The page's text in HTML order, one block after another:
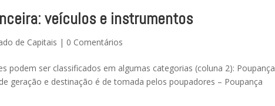
veículos e instrumentos
de Capitais | 0 Comentários
podem ser classificados em algumas categorias (coluna 2): Poupança
geração e destinação é de tomada pelos poupadores – Poupança